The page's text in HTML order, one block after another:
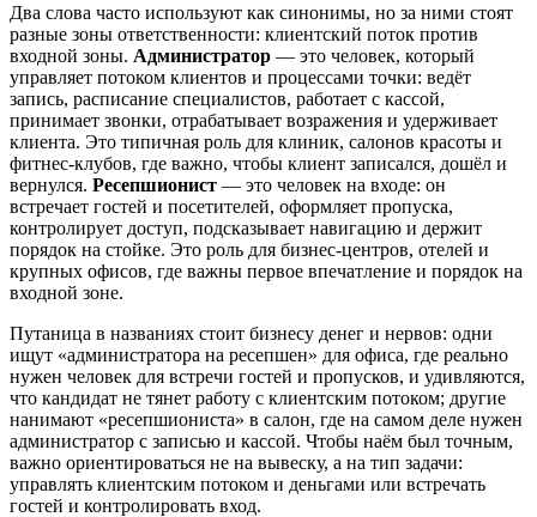
Два слова часто используют как синонимы, но за ними стоят
разные зоны ответственности: клиентский поток против
входной зоны. Администратор — это человек, который
управляет потоком клиентов и процессами точки: ведёт
запись, расписание специалистов, работает с кассой,
принимает звонки, отрабатывает возражения и удерживает
клиента. Это типичная роль для клиник, салонов красоты и
фитнес-клубов, где важно, чтобы клиент записался, дошёл и
вернулся. Ресепшионист — это человек на входе: он
встречает гостей и посетителей, оформляет пропуска,
контролирует доступ, подсказывает навигацию и держит
порядок на стойке. Это роль для бизнес-центров, отелей и
крупных офисов, где важны первое впечатление и порядок на
входной зоне.
Путаница в названиях стоит бизнесу денег и нервов: одни
ищут «администратора на ресепшен» для офиса, где реально
нужен человек для встречи гостей и пропусков, и удивляются,
что кандидат не тянет работу с клиентским потоком; другие
нанимают «ресепшиониста» в салон, где на самом деле нужен
администратор с записью и кассой. Чтобы наём был точным,
важно ориентироваться не на вывеску, а на тип задачи:
управлять клиентским потоком и деньгами или встречать
гостей и контролировать вход.